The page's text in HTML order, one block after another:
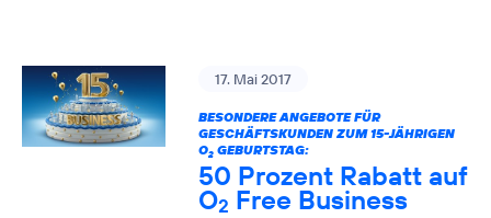
17. Mai 2017
BESONDERE ANGEBOTE FÜR
GESCHÄFTSKUNDEN ZUM 15-JÄHRIGEN
O2GEBURTSTAG:
50 Prozent Rabatt auf
O2 Free Business